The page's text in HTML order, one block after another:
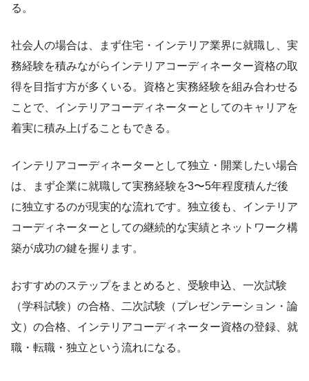
る。
社会人の場合は、まず住宅・インテリア業界に就職し、実
務経験を積みながらインテリアコーディネーター資格の取
得を目指す方が多くいる。資格と実務経験を組み合わせる
ことで、インテリアコーディネーターとしてのキャリアを
着実に積み上げることもできる。
インテリアコーディネーターとして独立・開業したい場合
は、まず企業に就職して実務経験を3〜5年程度積んだ後
に独立するのが現実的な流れです。独立後も、インテリア
コーディネーターとしての継続的な実績とネットワーク構
築が成功の鍵を握ります。
おすすめのステップをまとめると、受験申込、一次試験
（学科試験）の合格、二次試験（プレゼンテーション・論
文）の合格、インテリアコーディネーター資格の登録、就
職・転職・独立という流れになる。